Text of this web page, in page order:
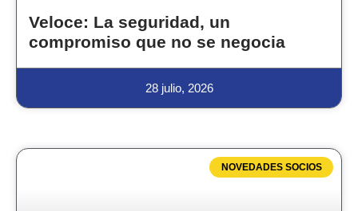
Veloce: La seguridad, un
compromiso que no se negocia
28 julio, 2026
NOVEDADES SOCIOS